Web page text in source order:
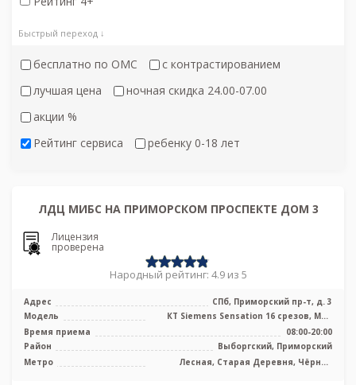
Быстрый переход ↓
бесплатно по ОМС
с контрастированием
лучшая цена
ночная скидка 24.00-07.00
акции %
Рейтинг сервиса
ребенку 0-18 лет
ЛДЦ МИБС НА ПРИМОРСКОМ ПРОСПЕКТЕ ДОМ 3
Лицензия
проверена
Народный рейтинг: 4.9 из 5
Адрес
СПб, Приморский пр-т, д. 3
Модель
КТ Siemens Sensation 16 срезов, МРТ
Время приема
08:00-20:00
Район
Выборгский, Приморский
Метро
Лесная, Старая Деревня, Чёрная